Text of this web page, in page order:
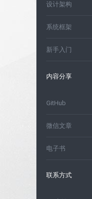
设计架构
系统框架
新手入门
内容分享
GitHub
微信文章
电子书
联系方式